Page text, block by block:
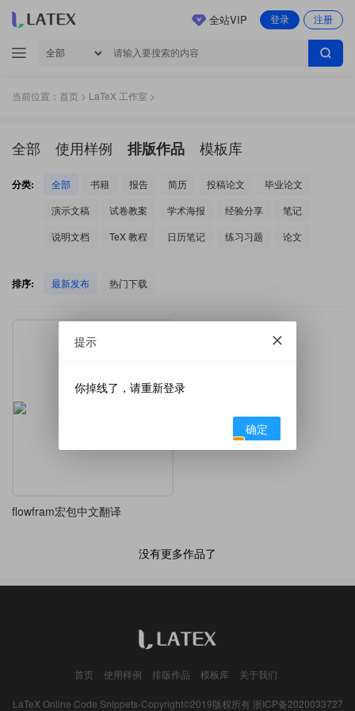
登录 注册
全站VIP
当前位置： 首页 > LaTeX 工作室 >
全部 使用样例 排版作品 模板库
分类: 全部 书籍 报告 简历 投稿论文
毕业论文
演示文稿
试卷教案 学术海报 经验分享
笔记
说明文档
TeX 教程 日历笔记 练习习题 论文
排序: 最新发布 热门下载
flowfram宏包中文翻译
没有更多作品了
首页 使用样例 排版作品 模板库 关于我们
LaTeX Online Code Snippets-Copyright©2019版权所有 浙ICP备2020033727
提示
你掉线了，请重新登录
确定